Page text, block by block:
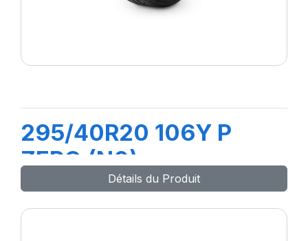
295/40R20 106Y P
ZERO (N0)
Détails du Produit